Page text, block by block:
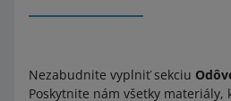
Nezabudnite vyplniť sekciu
Poskytnite nám všetky materiály,